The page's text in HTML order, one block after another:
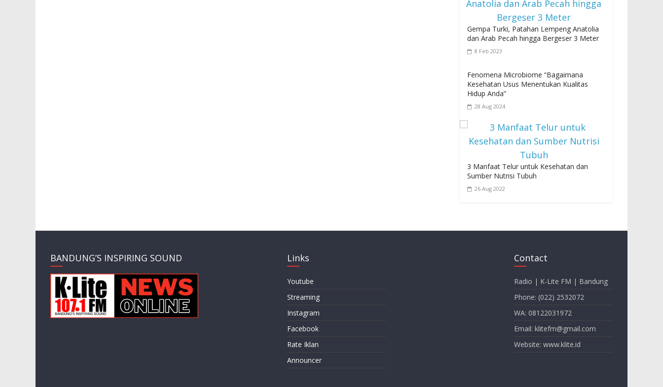
Gempa Turki, Patahan Lempeng Anatolia
dan Arab Pecah hingga Bergeser 3 Meter
8 Feb 2023
Fenomena Microbiome “Bagaimana
Kesehatan Usus Menentukan Kualitas
Hidup Anda”
28 Aug 2024
3 Manfaat Telur untuk Kesehatan dan
Sumber Nutrisi Tubuh
26 Aug 2022
BANDUNG’S INSPIRING SOUND Links
Youtube
Streaming
Instagram
Facebook
Rate Iklan
Announcer
Contact
Radio | K-Lite FM | Bandung
Phone: (022) 2532072
WA: 08122031972
Email: klitefm@gmail.com
Website: www.klite.id